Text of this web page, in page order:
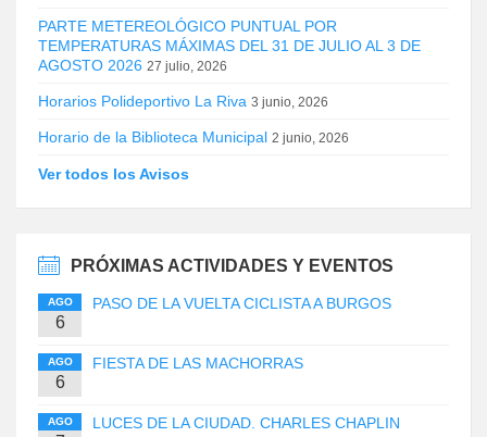
PARTE METEREOLÓGICO PUNTUAL POR
TEMPERATURAS MÁXIMAS DEL 31 DE JULIO AL 3 DE
AGOSTO 2026 27 julio, 2026
Horarios Polideportivo La Riva 3 junio, 2026
Horario de la Biblioteca Municipal 2 junio, 2026
Ver todos los Avisos
PRÓXIMAS ACTIVIDADES Y EVENTOS
AGO
6
PASO DE LA VUELTA CICLISTA A BURGOS
AGO
6
FIESTA DE LAS MACHORRAS
AGO LUCES DE LA CIUDAD. CHARLES CHAPLIN